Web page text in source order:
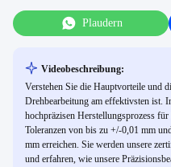
Plaudern
Videobeschreibung:
Verstehen Sie die Hauptvorteile und
Drehbearbeitung am effektivsten ist.
hochpräzisen Herstellungsprozess
Toleranzen von bis zu +/-0,01 mm
mm erreichen. Sie werden unsere
und erfahren, wie unsere